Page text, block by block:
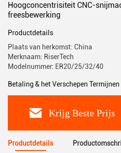
Hoogconcentrisiteit CNC-
freesbewerking
Productdetails
Plaats van herkomst: China
Merknaam: RiserTech
Modelnummer: ER20/25/32/40
Betaling & het Verschepen Termijnen
Krijg Beste Prijs
Productdetails